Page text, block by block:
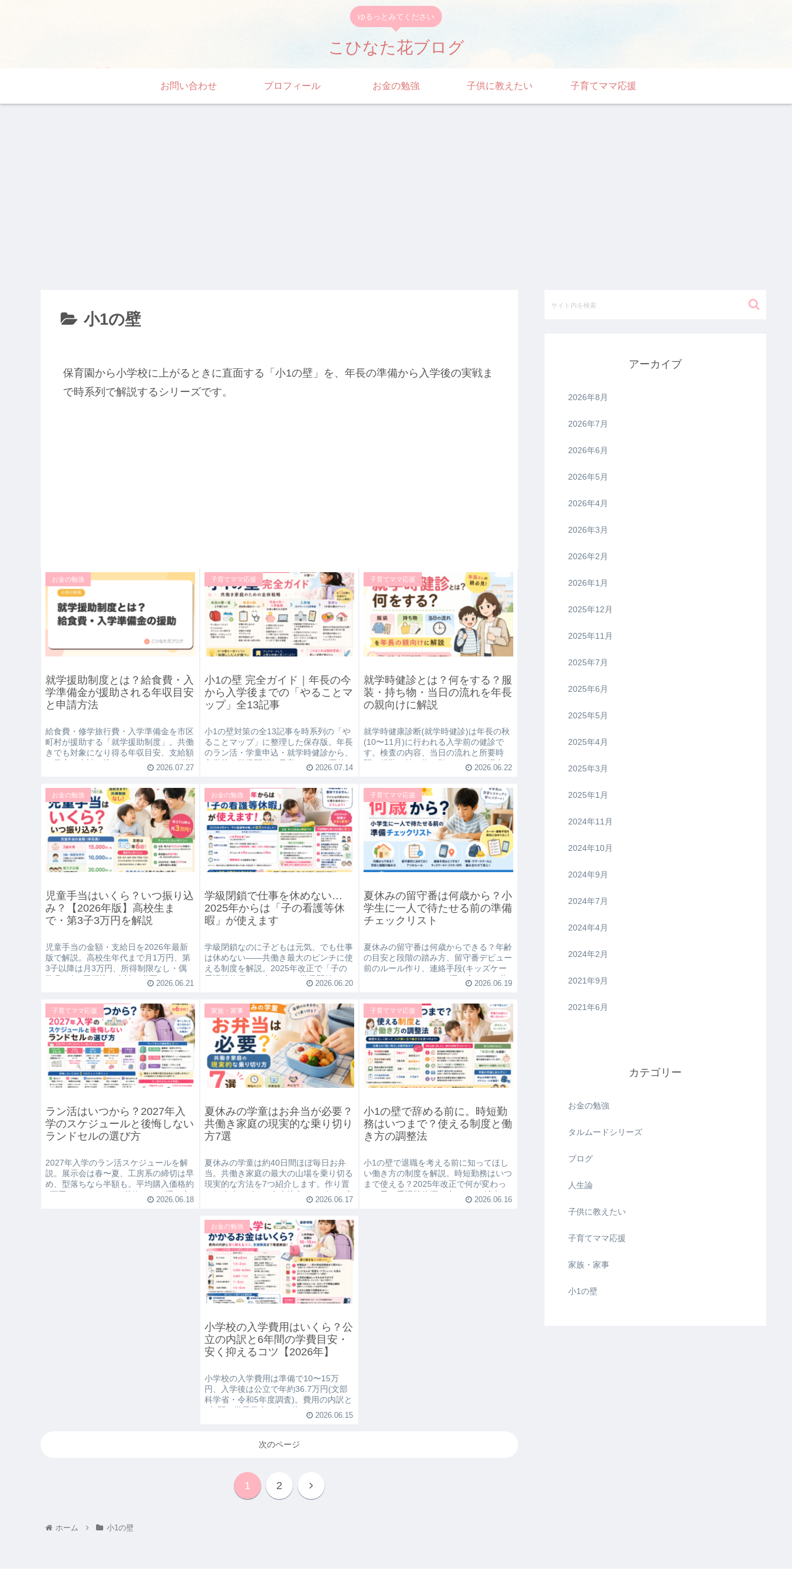
ゆるっとみてください
こひなた花ブログ
お問い合わせ プロフィール お金の勉強 子供に教えたい 子育てママ応援
小1の壁
保育園から小学校に上がるときに直面する「小1の壁」を、年長の準備から入学後の実戦ま
で時系列で解説するシリーズです。
お金の勉強
就学援助制度とは？給食費・入
学準備金が援助される年収目安
と申請方法
給食費・修学旅行費・入学準備金を市区
町村が援助する「就学援助制度」。共働
きでも対象になり得る年収目安、支給額
の目安、申請の流れをわかりやすく解説
2026.07.27
子育てママ応援
小1の壁 完全ガイド｜年長の今
から入学後までの「やることマ
ップ」全13記事
小1の壁対策の全13記事を時系列の「や
ることマップ」に整理した保存版。年長
のラン活・学童申込・就学時健診から、
入学後の学級閉鎖・見守りGPS・夏休み
の弁当問題まで、時期別に必要な記事へ
2026.07.14
子育てママ応援
就学時健診とは？何をする？服
装・持ち物・当日の流れを年長
の親向けに解説
就学時健康診断(就学時健診)は年長の秋
(10〜11月)に行われる入学前の健診で
す。検査の内容、当日の流れと所要時
間、服装・持ち物、引っかかった場合は
どうなるかまで、初めての方向けにわか
2026.06.22
お金の勉強
児童手当はいくら？いつ振り込
み？【2026年版】高校生ま
で・第3子3万円を解説
児童手当の金額・支給日を2026年最新
版で解説。高校生年代まで月1万円、第
3子以降は月3万円、所得制限なし・偶
数月の年6回振込。申請が必要なケース
や、もらった手当の活かし方までわかり
2026.06.21
お金の勉強
学級閉鎖で仕事を休めない…
2025年からは「子の看護等休
暇」が使えます
学級閉鎖なのに子どもは元気、でも仕事
は休めない——共働き最大のピンチに使
える制度を解説。2025年改正で「子の
看護等休暇」は小3まで・学級閉鎖でも
取得可能に。有給との使い分けや会社へ
2026.06.20
子育てママ応援
夏休みの留守番は何歳から？小
学生に一人で待たせる前の準備
チェックリスト
夏休みの留守番は何歳からできる？年齢
の目安と段階の踏み方、留守番デビュー
前のルール作り、連絡手段(キッズケー
タイ・スマホ・GPS)の選び方まで、共
働き家庭向けにチェックリスト形式で解
2026.06.19
子育てママ応援
ラン活はいつから？2027年入
学のスケジュールと後悔しない
ランドセルの選び方
2027年入学のラン活スケジュールを解
説。展示会は春〜夏、工房系の締切は早
め、型落ちなら半額も。平均購入価格約
6万円のランドセルで後悔しない選び方
のポイントを、家計目線でまとめまし
2026.06.18
家族・家事
夏休みの学童はお弁当が必要？
共働き家庭の現実的な乗り切り
方7選
夏休みの学童は約40日間ほぼ毎日お弁
当。共働き家庭の最大の山場を乗り切る
現実的な方法を7つ紹介します。作り置
き・冷凍ワザ・お弁当注文サービス・宅
配弁当の使い分けまで、無理しない夏の
2026.06.17
子育てママ応援
小1の壁で辞める前に。時短勤
務はいつまで？使える制度と働
き方の調整法
小1の壁で退職を考える前に知ってほし
い働き方の制度を解説。時短勤務はいつ
まで使える？2025年改正で何が変わっ
た？子の看護等休暇の小3までの拡大、
会社との交渉のポイントまでまとめまし
2026.06.16
お金の勉強
小学校の入学費用はいくら？公
立の内訳と6年間の学費目安・
安く抑えるコツ【2026年】
小学校の入学費用は準備で10〜15万
円、入学後は公立で年約36.7万円(文部
科学省・令和5年度調査)。費用の内訳と
6年間の学費目安、安く抑える7つのコ
ツ、就学援助・給食費無償化まで家計目
2026.06.15
次のページ
1 2
ホーム 小1の壁
アーカイブ
2026年8月
2026年7月
2026年6月
2026年5月
2026年4月
2026年3月
2026年2月
2026年1月
2025年12月
2025年11月
2025年7月
2025年6月
2025年5月
2025年4月
2025年3月
2025年1月
2024年11月
2024年10月
2024年9月
2024年7月
2024年4月
2024年2月
2021年9月
2021年6月
カテゴリー
お金の勉強
タルムードシリーズ
ブログ
人生論
子供に教えたい
子育てママ応援
家族・家事
小1の壁